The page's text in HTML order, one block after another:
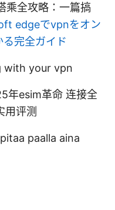
乘全攻略：一篇搞
edgeでvpnをオン
完全ガイド
with your vpn
年esim革命 连接全
用评测
paalla aina